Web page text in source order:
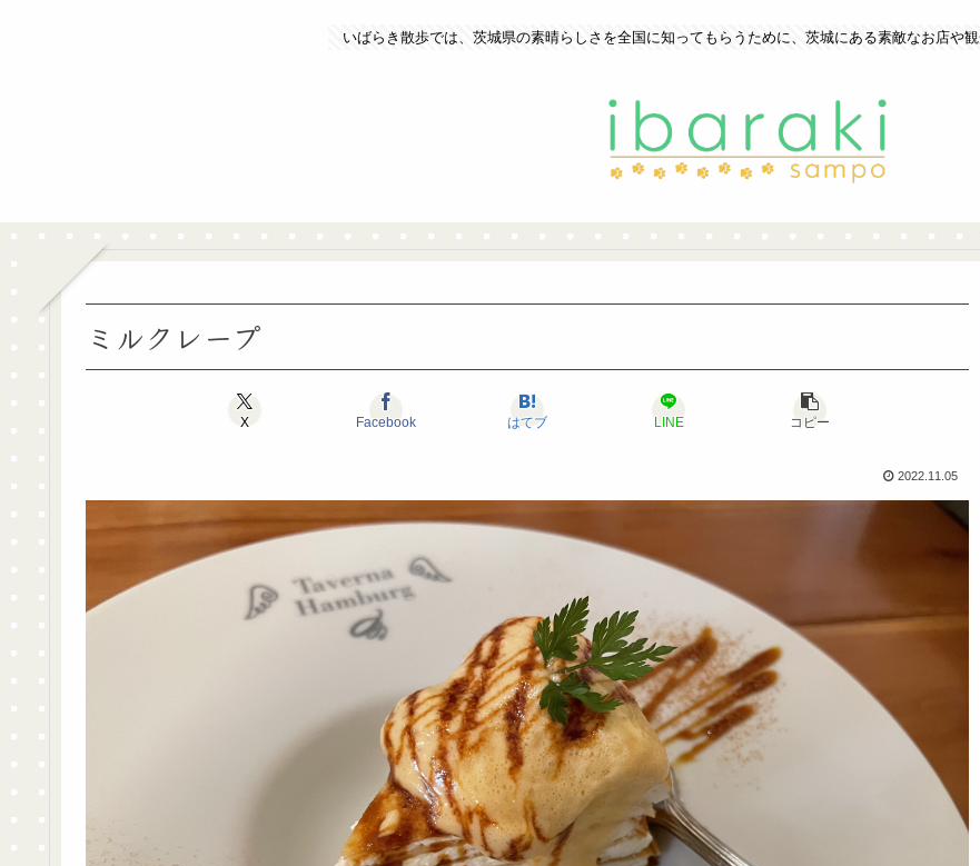
いばらき散歩では、茨城県の素晴らしさを全国に知ってもらうために、茨城にある素敵なお店や
ミルクレープ
X Facebook はてブ LINE コピー
2022.11.05